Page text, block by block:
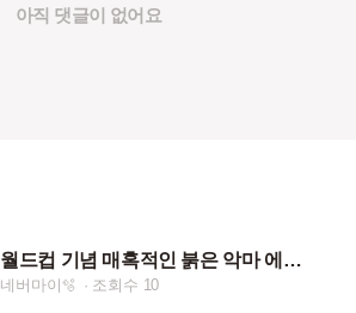
아직 댓글이 없어요
월드컵 기념 매혹적인 붉은 악마 에스파 모음🌹🥀💄✨
네버마이🫧 조회수 10